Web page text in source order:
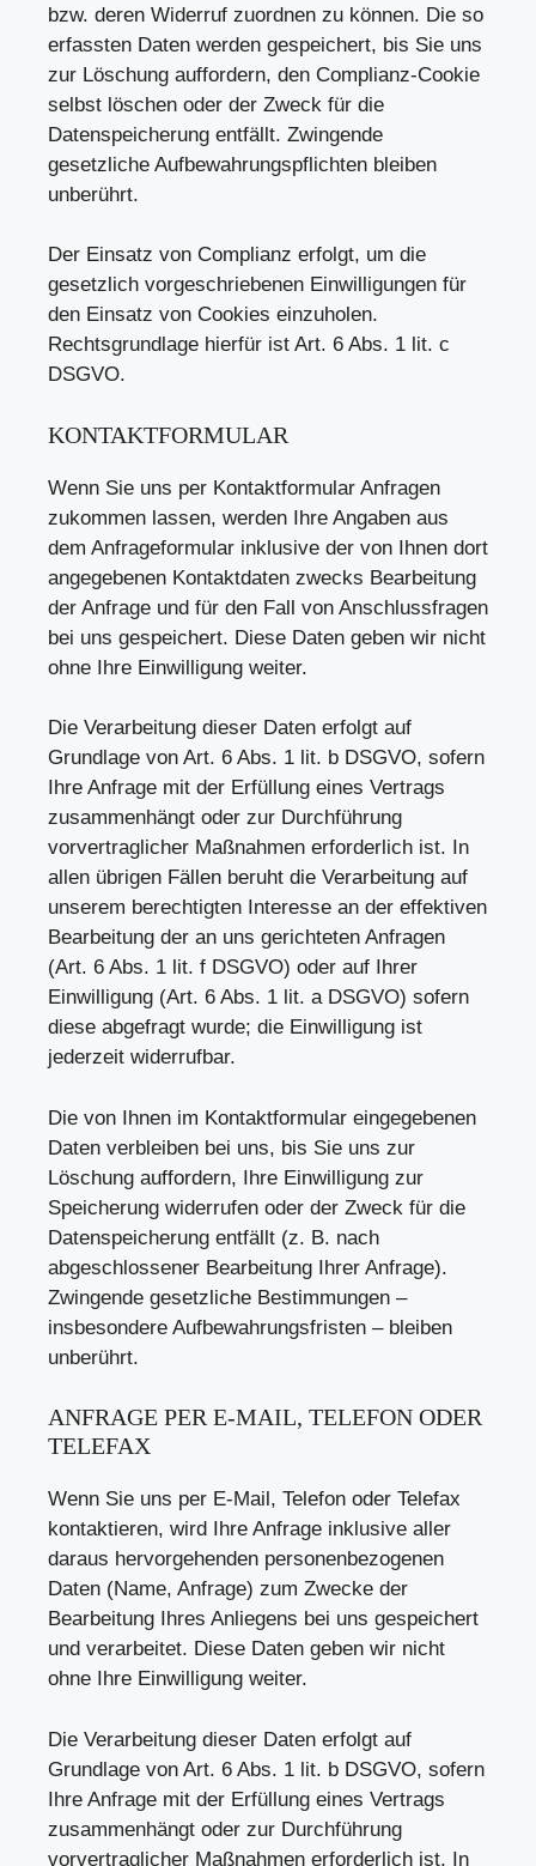
bzw. deren Widerruf zuordnen zu können. Die so
erfassten Daten werden gespeichert, bis Sie uns
zur Löschung auffordern, den Complianz-Cookie
selbst löschen oder der Zweck für die
Datenspeicherung entfällt. Zwingende
gesetzliche Aufbewahrungspflichten bleiben
unberührt.
Der Einsatz von Complianz erfolgt, um die
gesetzlich vorgeschriebenen Einwilligungen für
den Einsatz von Cookies einzuholen.
Rechtsgrundlage hierfür ist Art. 6 Abs. 1 lit. c
DSGVO.
KONTAKTFORMULAR
Wenn Sie uns per Kontaktformular Anfragen
zukommen lassen, werden Ihre Angaben aus
dem Anfrageformular inklusive der von Ihnen dort
angegebenen Kontaktdaten zwecks Bearbeitung
der Anfrage und für den Fall von Anschlussfragen
bei uns gespeichert. Diese Daten geben wir nicht
ohne Ihre Einwilligung weiter.
Die Verarbeitung dieser Daten erfolgt auf
Grundlage von Art. 6 Abs. 1 lit. b DSGVO, sofern
Ihre Anfrage mit der Erfüllung eines Vertrags
zusammenhängt oder zur Durchführung
vorvertraglicher Maßnahmen erforderlich ist. In
allen übrigen Fällen beruht die Verarbeitung auf
unserem berechtigten Interesse an der effektiven
Bearbeitung der an uns gerichteten Anfragen
(Art. 6 Abs. 1 lit. f DSGVO) oder auf Ihrer
Einwilligung (Art. 6 Abs. 1 lit. a DSGVO) sofern
diese abgefragt wurde; die Einwilligung ist
jederzeit widerrufbar.
Die von Ihnen im Kontaktformular eingegebenen
Daten verbleiben bei uns, bis Sie uns zur
Löschung auffordern, Ihre Einwilligung zur
Speicherung widerrufen oder der Zweck für die
Datenspeicherung entfällt (z. B. nach
abgeschlossener Bearbeitung Ihrer Anfrage).
Zwingende gesetzliche Bestimmungen –
insbesondere Aufbewahrungsfristen – bleiben
unberührt.
ANFRAGE PER E-MAIL, TELEFON ODER
TELEFAX
Wenn Sie uns per E-Mail, Telefon oder Telefax
kontaktieren, wird Ihre Anfrage inklusive aller
daraus hervorgehenden personenbezogenen
Daten (Name, Anfrage) zum Zwecke der
Bearbeitung Ihres Anliegens bei uns gespeichert
und verarbeitet. Diese Daten geben wir nicht
ohne Ihre Einwilligung weiter.
Die Verarbeitung dieser Daten erfolgt auf
Grundlage von Art. 6 Abs. 1 lit. b DSGVO, sofern
Ihre Anfrage mit der Erfüllung eines Vertrags
zusammenhängt oder zur Durchführung
vorvertraglicher Maßnahmen erforderlich ist. In